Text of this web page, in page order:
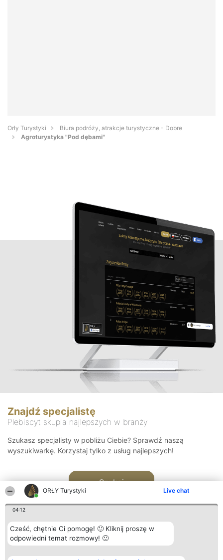
ORŁY Turystyki Live chat
04:12
Cześć, chętnie Ci pomogę! 🙂 Kliknij proszę w
odpowiedni temat rozmowy! 🙂
Orły Turystyki
Biura podróży, atrakcje turystyczne - Dobre
Agroturystyka "Pod dębami"
Znajdź specjalistę
Plebiscyt skupia najlepszych w branży
Szukasz specjalisty w pobliżu Ciebie? Sprawdź naszą
wyszukiwarkę. Korzystaj tylko z usług najlepszych!
Szukaj
Organizator plebiscytu Plebiscyt Kontakt